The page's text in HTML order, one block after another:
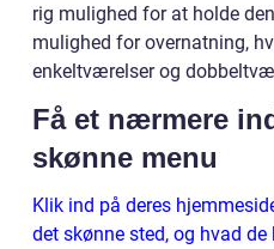
rig mulighed for at holde
mulighed for overnatning,
enkeltværelser og
Få et nærmere
skønne menu
Klik ind på deres
det skønne sted, og hvad de